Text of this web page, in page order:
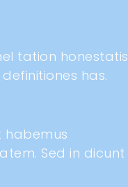
tation honestatis
has.
habemus
Sed in dicunt